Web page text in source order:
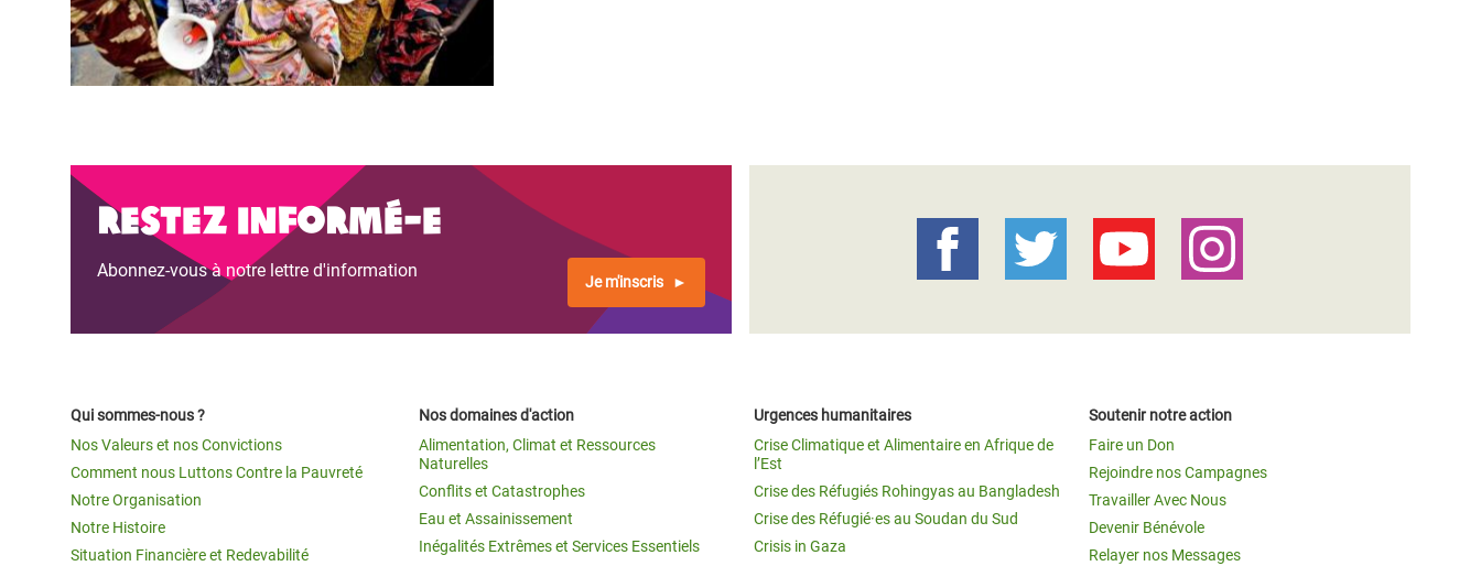
Restez informé-e
Abonnez-vous à notre lettre d'information
Je m'inscris
Qui sommes-nous ?
Nos Valeurs et nos Convictions
Comment nous Luttons Contre la Pauvreté
Notre Organisation
Notre Histoire
Situation Financière et Redevabilité
Nos domaines d'action
Alimentation, Climat et Ressources
Naturelles
Conflits et Catastrophes
Eau et Assainissement
Inégalités Extrêmes et Services Essentiels
Urgences humanitaires
Crise Climatique et Alimentaire en Afrique de
l’Est
Crise des Réfugiés Rohingyas au Bangladesh
Crise des Réfugié·es au Soudan du Sud
Crisis in Gaza
Soutenir notre action
Faire un Don
Rejoindre nos Campagnes
Travailler Avec Nous
Devenir Bénévole
Relayer nos Messages